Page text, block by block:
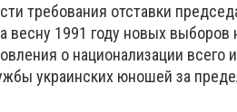
требования отставки
весну 1991 году новых выборов
о национализации
украинских юношей за